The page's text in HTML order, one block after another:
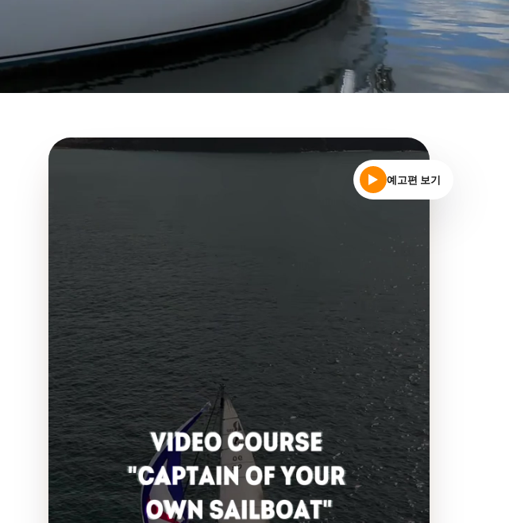
예고편 보기